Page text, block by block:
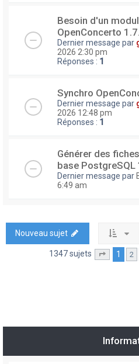
Besoin d'un
OpenConcerto
Dernier message par
2026 2:30 pm
Réponses : 1
Synchro
Dernier message par
2026 12:48 pm
Réponses : 1
Générer des
base PostgreSQL
Dernier message par
6:49 am
Nouveau sujet
1347 sujets Page
1 2